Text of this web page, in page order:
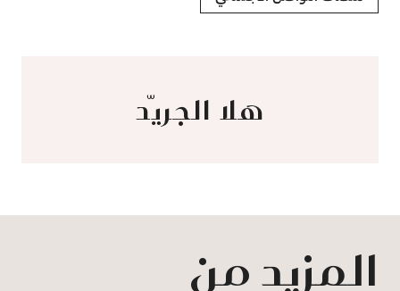
هلا الجريّد
المزيد من